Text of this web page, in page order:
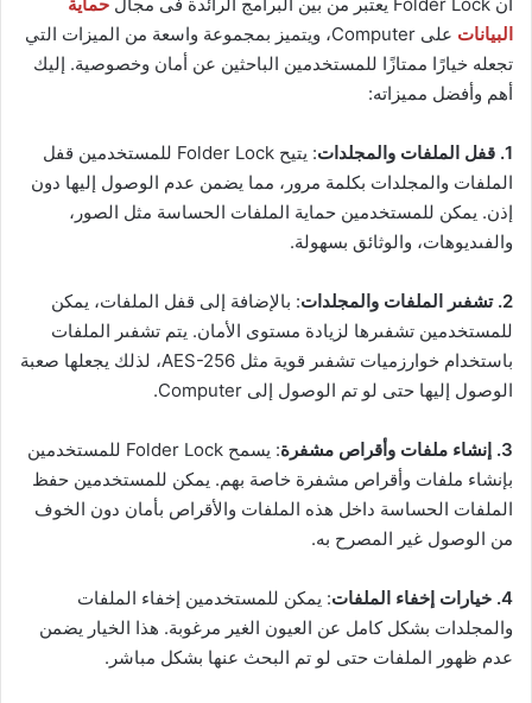
البيانات
على Computer، ويتميز بمجموعة واسعة من الميزات التي
تجعله خيارًا ممتازًا للمستخدمين الباحثين عن أمان وخصوصية. إليك
أهم وأفضل مميزاته:
1. قفل الملفات والمجلدات
: يتيح Folder Lock للمستخدمين قفل
الملفات والمجلدات بكلمة مرور، مما يضمن عدم الوصول إليها دون
إذن. يمكن للمستخدمين حماية الملفات الحساسة مثل الصور،
والفىديوهات، والوثائق بسهولة.
2. تشفىر الملفات والمجلدات
: بالإضافة إلى قفل الملفات، يمكن
للمستخدمين تشفىرها لزيادة مستوى الأمان. يتم تشفىر الملفات
باستخدام خوارزميات تشفىر قوية مثل AES-256، لذلك يجعلها صعبة
الوصول إليها حتى لو تم الوصول إلى Computer.
3. إنشاء ملفات وأقراص مشفرة
: يسمح Folder Lock للمستخدمين
بإنشاء ملفات وأقراص مشفرة خاصة بهم. يمكن للمستخدمين حفظ
الملفات الحساسة داخل هذه الملفات والأقراص بأمان دون الخوف
من الوصول غير المصرح به.
4. خيارات إخفاء الملفات
: يمكن للمستخدمين إخفاء الملفات
والمجلدات بشكل كامل عن العيون الغير مرغوبة. هذا الخيار يضمن
عدم ظهور الملفات حتى لو تم البحث عنها بشكل مباشر.